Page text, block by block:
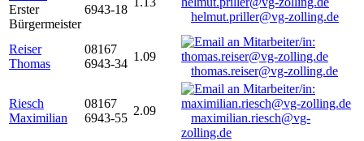
Erster
Bürgermeister
6943-18
helmut.priller@vg-zolling.de
Reiser
Thomas
08167
6943-34
1.09
thomas.reiser@vg-zolling.de
Riesch
Maximilian
08167
6943-55
2.09
maximilian.riesch@vg-
zolling.de